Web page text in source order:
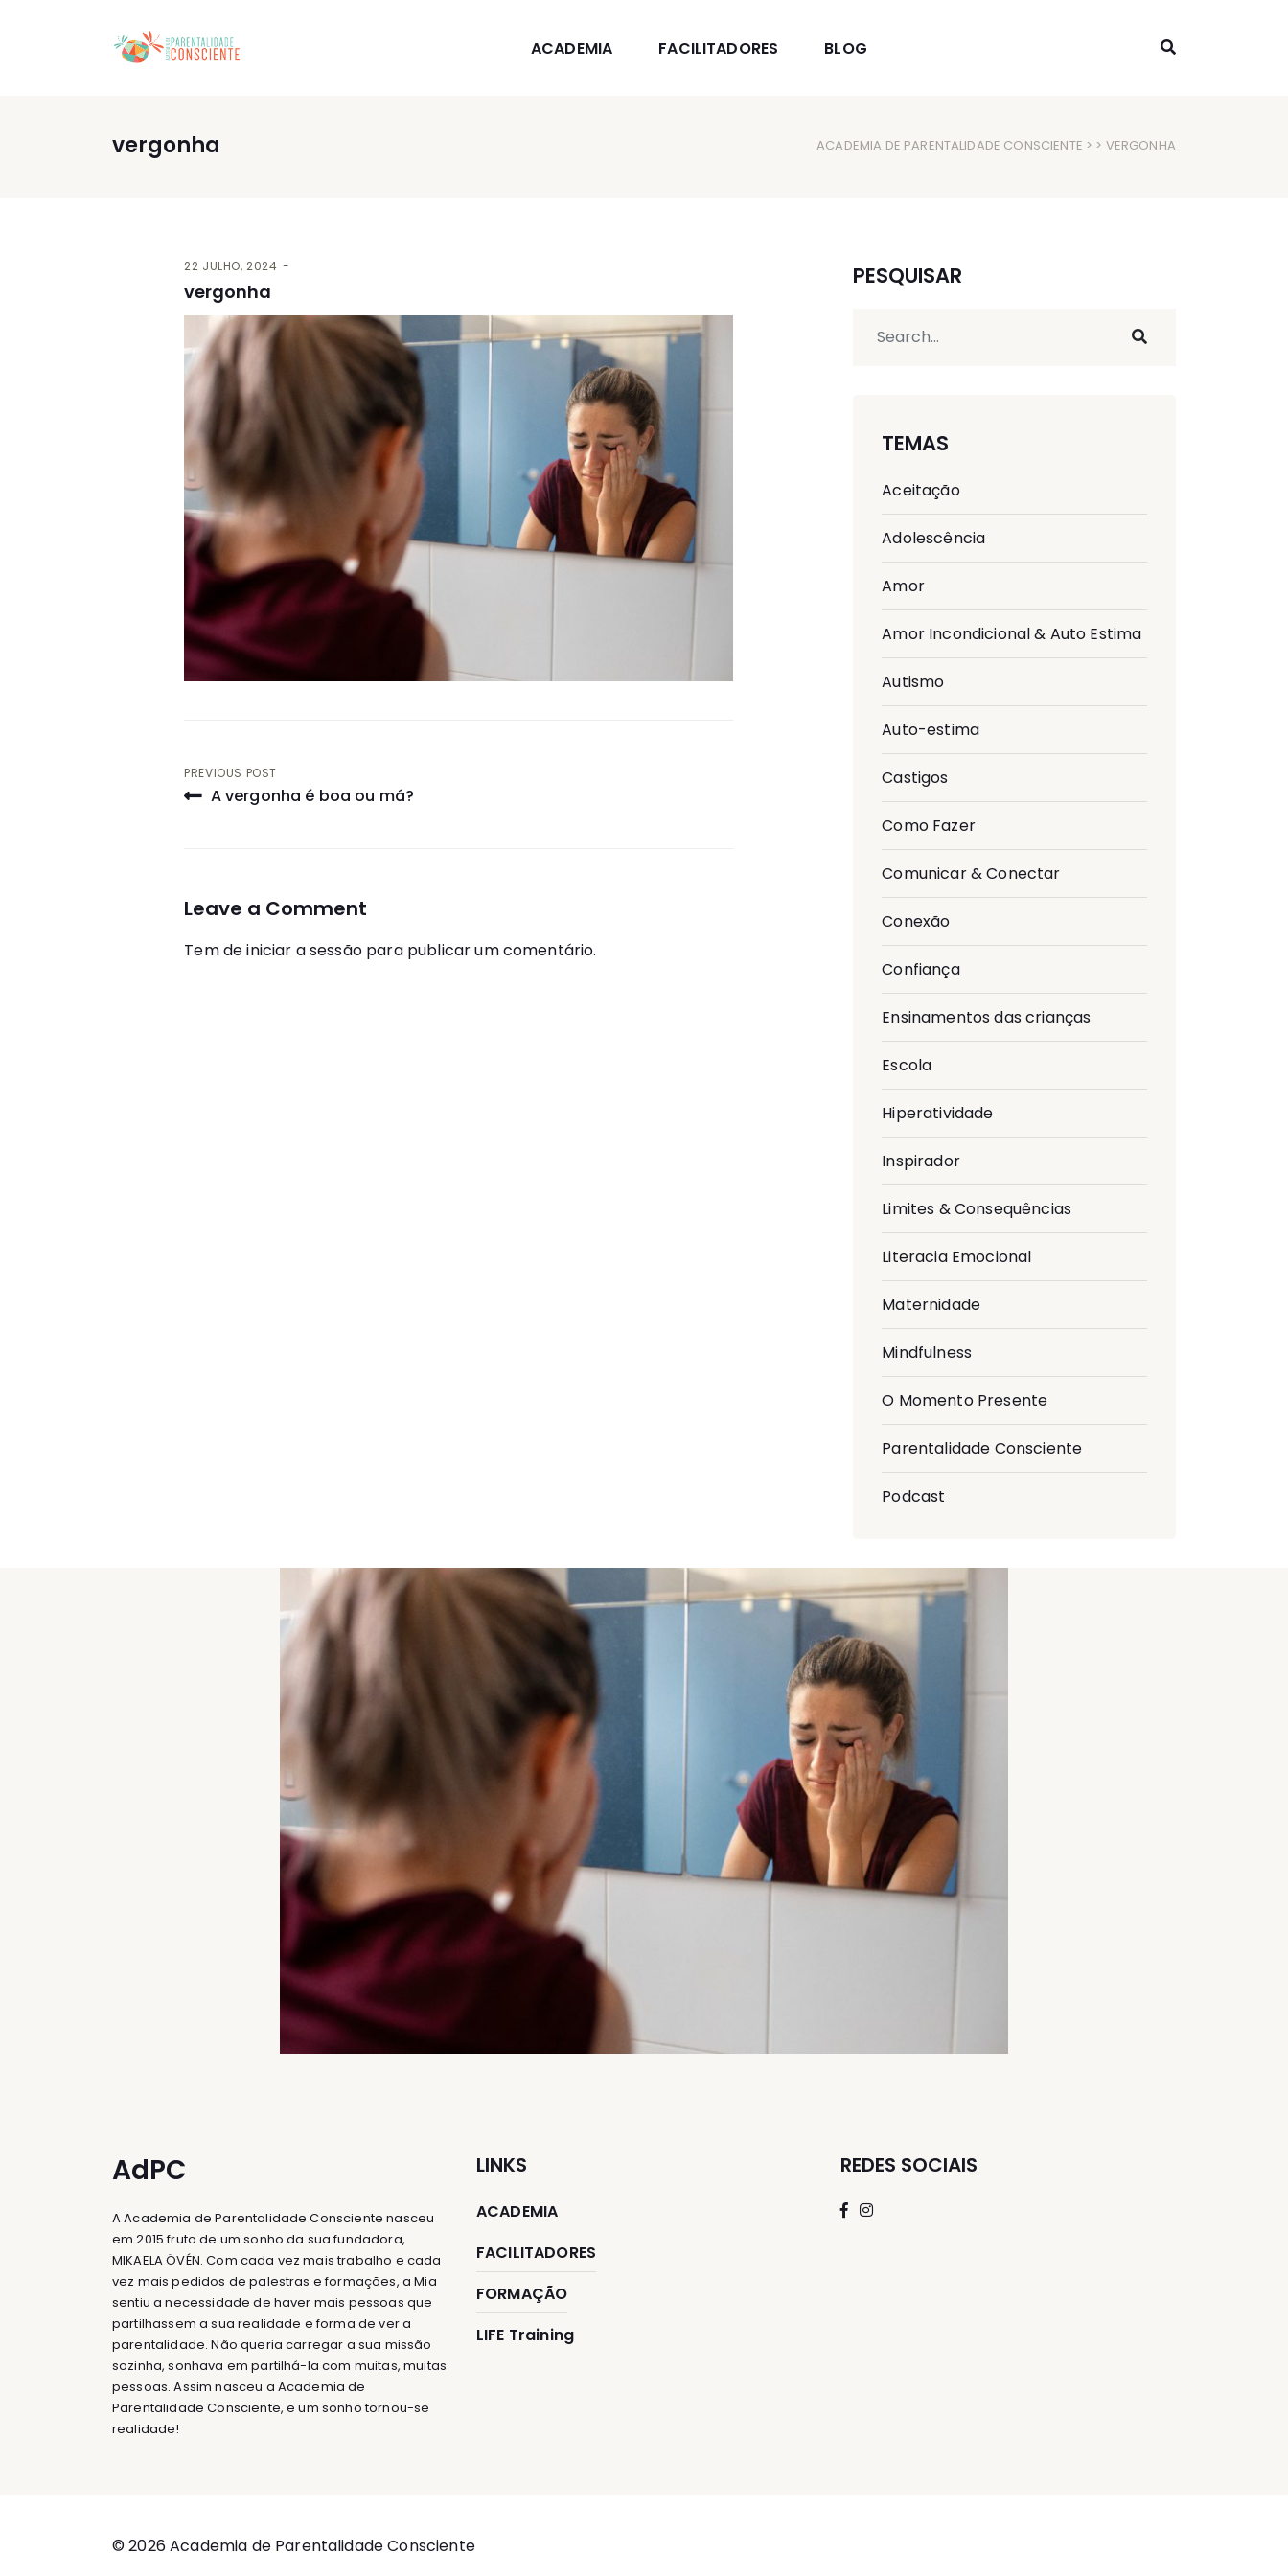
ACADEMIA FACILITADORES BLOG
vergonha ACADEMIA DE PARENTALIDADE CONSCIENTE > > VERGONHA
22 JULHO, 2024
vergonha
Navegação
PREVIOUS POST
A vergonha é boa ou má?
Leave a Comment
Tem deiniciar a sessãopara publicar um comentário.
PESQUISAR
TEMAS
Aceitação
Adolescência
Amor
Amor Incondicional & Auto Estima
Autismo
Auto-estima
Castigos
Como Fazer
Comunicar & Conectar
Conexão
Confiança
Ensinamentos das crianças
Escola
Hiperatividade
Inspirador
Limites & Consequências
Literacia Emocional
Maternidade
Mindfulness
O Momento Presente
Parentalidade Consciente
Podcast
AdPC
A Academia de Parentalidade Consciente nasceu
em 2015 fruto de um sonho da sua fundadora,
MIKAELA ÖVÉN. Com cada vez mais trabalho e cada
vez mais pedidos de palestras e formações, a Mia
sentiu a necessidade de haver mais pessoas que
partilhassem a sua realidade e forma de ver a
parentalidade. Não queria carregar a sua missão
sozinha, sonhava em partilhá-la com muitas, muitas
pessoas. Assim nasceu a Academia de
Parentalidade Consciente, e um sonho tornou-se
realidade!
LINKS
ACADEMIA
FACILITADORES
FORMAÇÃO
LIFE Training
REDES SOCIAIS
© 2026 Academia de Parentalidade Consciente